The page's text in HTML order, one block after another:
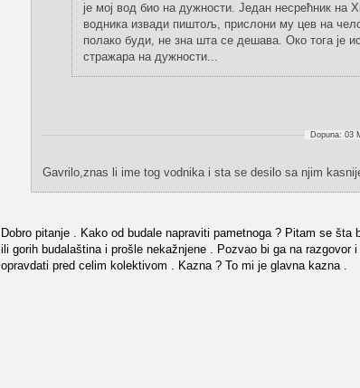
је мој вод био на дужности. Један несрећник на
водника извади пиштољ, прислони му цев на
полако буди, не зна шта се дешава. Око тога је
стражара на дужности...
Dopuna: 03
Gavrilo,znas li ime tog vodnika i sta se desilo sa njim
Dobro pitanje . Kako od budale napraviti pametnoga ? Pitam se
ili gorih budalaština i prošle nekažnjene . Pozvao bi ga na
opravdati pred celim kolektivom . Kazna ? To mi je glavna kazna .